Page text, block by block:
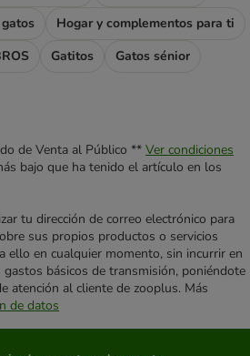
Hogar y complementos para ti
Gatitos
Gatos sénior
de Venta al Público ** Ver condiciones
bajo que ha tenido el artículo en los
tu dirección de correo electrónico para
sus propios productos o servicios
ello en cualquier momento, sin incurrir en
básicos de transmisión, poniéndote
atención al cliente de zooplus. Más
de datos